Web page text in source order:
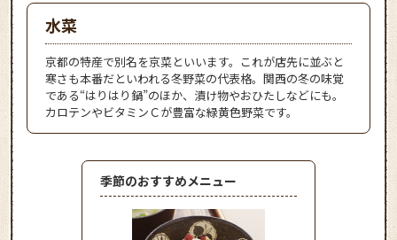
水菜
京都の特産で別名を京菜といいます。これが店先に並ぶと
寒さも本番だといわれる冬野菜の代表格。関西の冬の味覚
である“はりはり鍋”のほか、漬け物やおひたしなどにも。
カロテンやビタミンＣが豊富な緑黄色野菜です。
季節のおすすめメニュー